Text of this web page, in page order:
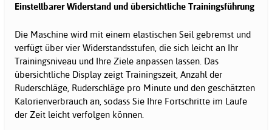
Einstellbarer Widerstand und übersichtliche Trainingsführung
Die Maschine wird mit einem elastischen Seil gebremst und
verfügt über vier Widerstandsstufen, die sich leicht an Ihr
Trainingsniveau und Ihre Ziele anpassen lassen. Das
übersichtliche Display zeigt Trainingszeit, Anzahl der
Ruderschläge, Ruderschläge pro Minute und den geschätzten
Kalorienverbrauch an, sodass Sie Ihre Fortschritte im Laufe
der Zeit leicht verfolgen können.